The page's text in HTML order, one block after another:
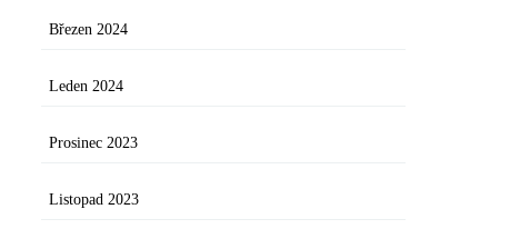
Březen 2024
Leden 2024
Prosinec 2023
Listopad 2023